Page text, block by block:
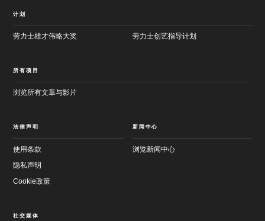
计划
劳力士雄才伟略大奖 劳力士创艺指导计划
所有项目
浏览所有文章与影片
法律声明
使用条款
隐私声明
Cookie政策
新闻中心
浏览新闻中心
社交媒体